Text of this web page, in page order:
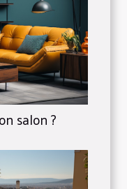
salon ?